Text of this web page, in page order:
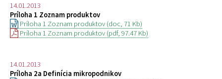
14.01.2013
Príloha 1 Zoznam produktov
Príloha 1 Zoznam produktov (doc, 71 Kb)
Príloha 1 Zoznam produktov (pdf, 97.47 Kb)
14.01.2013
Príloha 2a Definícia mikropodnikov